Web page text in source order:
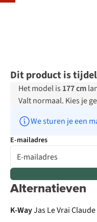
Dit product is
Het model is 177 cm
Valt normaal. Kies je
We sturen je een
E-mailadres
Alternatieven
K-WayJas Le Vrai